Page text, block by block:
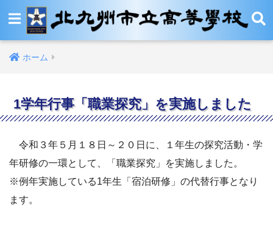
ホーム
1学年行事「職業探究」を実施しました
令和３年５月１８日～２０日に、１年生の探究活動・学
年研修の一環として、「職業探究」を実施しました。
※例年実施している1年生「宿泊研修」の代替行事となり
ます。